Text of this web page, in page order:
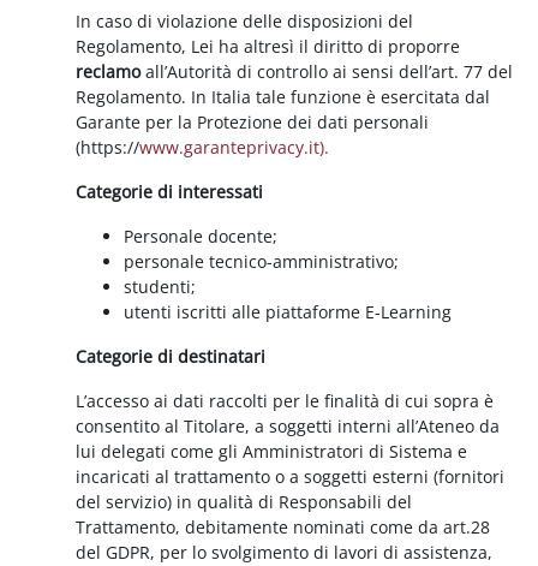
In caso di violazione delle disposizioni del
Regolamento, Lei ha altresì il diritto di proporre
reclamoall’Autorità di controllo ai sensi dell’art. 77 del
Regolamento. In Italia tale funzione è esercitata dal
Garante per la Protezione dei dati personali
(https://www.garanteprivacy.it).
Categorie di interessati
Personale docente;
personale tecnico-amministrativo;
studenti;
utenti iscritti alle piattaforme E-Learning
Categorie di destinatari
L’accesso ai dati raccolti per le finalità di cui sopra è
consentito al Titolare, a soggetti interni all’Ateneo da
lui delegati come gli Amministratori di Sistema e
incaricati al trattamento o a soggetti esterni (fornitori
del servizio) in qualità di Responsabili del
Trattamento, debitamente nominati come da art.28
del GDPR, per lo svolgimento di lavori di assistenza,